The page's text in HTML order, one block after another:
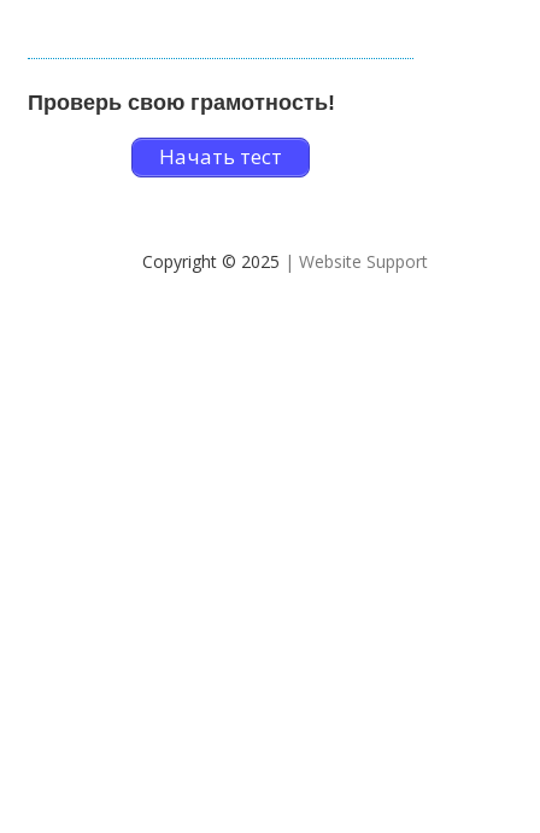
Проверь свою грамотность!
Начать тест
Copyright © 2025 | Website Support